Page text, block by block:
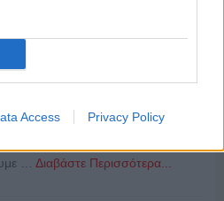
Access Privacy Policy
συνέχεια του εμπάργκο του
σταθμό ΣΚΑΙ προανήγγειλε ο
τα μέσα μαζικής ενημέρωσης.
… Διαβάστε Περισσότερα...